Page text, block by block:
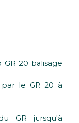
20 balisage
le GR 20 à
GR jursqu'à